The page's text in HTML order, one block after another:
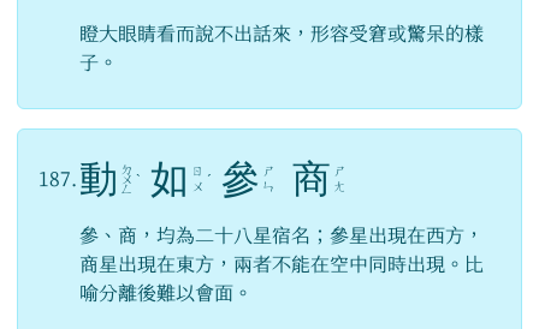
瞪大眼睛看而說不出話來，形容受窘或驚呆的樣
子。
187. 動 ㄉ
ㄨ
ㄥ
ˋ 如 ㄖ
ㄨ ˊ 參 ㄕ
ㄣ
商 ㄕ
ㄤ
參、商，均為二十八星宿名；參星出現在西方，
商星出現在東方，兩者不能在空中同時出現。比
喻分離後難以會面。